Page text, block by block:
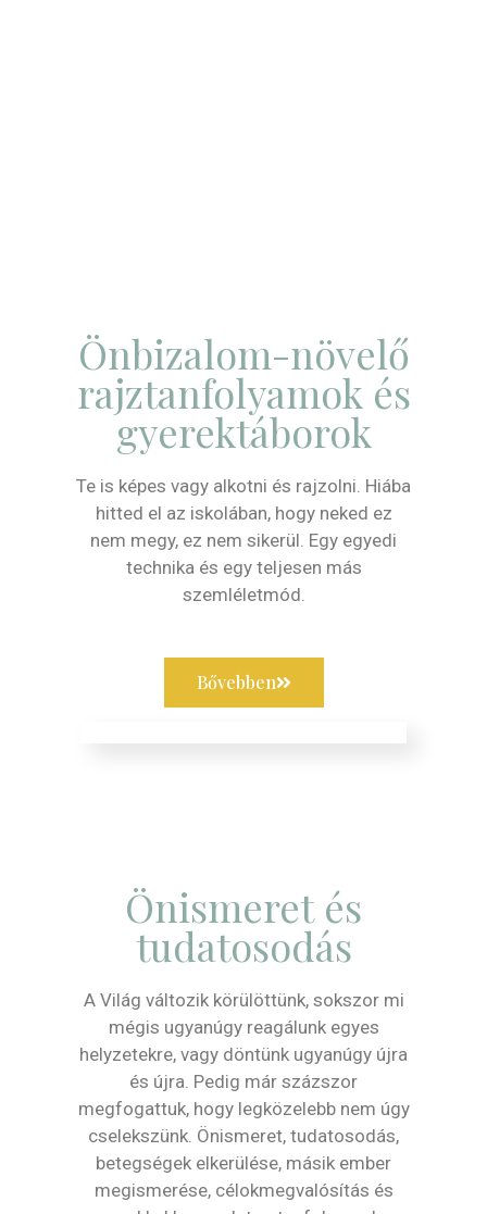
Önbizalom-növelő
rajztanfolyamok és
gyerektáborok
Te is képes vagy alkotni és rajzolni. Hiába
hitted el az iskolában, hogy neked ez
nem megy, ez nem sikerül. Egy egyedi
technika és egy teljesen más
szemléletmód.
Bővebben
Önismeret és
tudatosodás
A Világ változik körülöttünk, sokszor mi
mégis ugyanúgy reagálunk egyes
helyzetekre, vagy döntünk ugyanúgy újra
és újra. Pedig már százszor
megfogattuk, hogy legközelebb nem úgy
cselekszünk. Önismeret, tudatosodás,
betegségek elkerülése, másik ember
megismerése, célokmegvalósítás és